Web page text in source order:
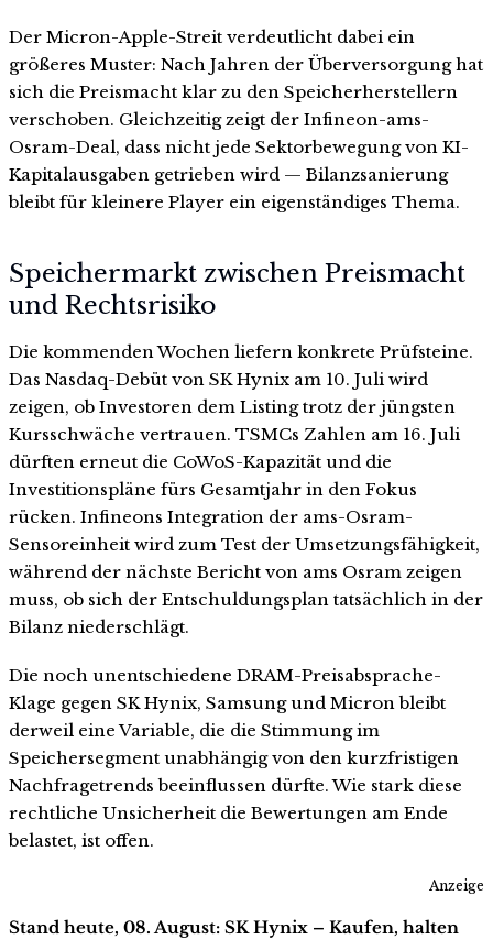
Der Micron-Apple-Streit verdeutlicht dabei ein
größeres Muster: Nach Jahren der Überversorgung hat
sich die Preismacht klar zu den Speicherherstellern
verschoben. Gleichzeitig zeigt der Infineon-ams-
Osram-Deal, dass nicht jede Sektorbewegung von KI-
Kapitalausgaben getrieben wird — Bilanzsanierung
bleibt für kleinere Player ein eigenständiges Thema.
Speichermarkt zwischen Preismacht
und Rechtsrisiko
Die kommenden Wochen liefern konkrete Prüfsteine.
Das Nasdaq-Debüt von SK Hynix am 10. Juli wird
zeigen, ob Investoren dem Listing trotz der jüngsten
Kursschwäche vertrauen. TSMCs Zahlen am 16. Juli
dürften erneut die CoWoS-Kapazität und die
Investitionspläne fürs Gesamtjahr in den Fokus
rücken. Infineons Integration der ams-Osram-
Sensoreinheit wird zum Test der Umsetzungsfähigkeit,
während der nächste Bericht von ams Osram zeigen
muss, ob sich der Entschuldungsplan tatsächlich in der
Bilanz niederschlägt.
Die noch unentschiedene DRAM-Preisabsprache-
Klage gegen SK Hynix, Samsung und Micron bleibt
derweil eine Variable, die die Stimmung im
Speichersegment unabhängig von den kurzfristigen
Nachfragetrends beeinflussen dürfte. Wie stark diese
rechtliche Unsicherheit die Bewertungen am Ende
belastet, ist offen.
Anzeige
Stand heute, 08. August: SK Hynix – Kaufen, halten